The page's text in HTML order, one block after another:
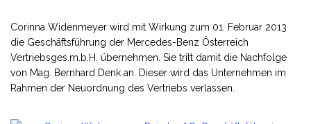
Corinna Widenmeyer wird mit Wirkung zum 01. Februar 2013
die Geschäftsführung der Mercedes-Benz Österreich
Vertriebsges.m.b.H. übernehmen. Sie tritt damit die Nachfolge
von Mag. Bernhard Denk an. Dieser wird das Unternehmen im
Rahmen der Neuordnung des Vertriebs verlassen.